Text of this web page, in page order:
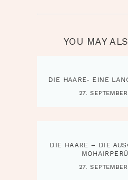
YOU MAY
DIE HAARE- EINE
27.
DIE HAARE – DIE
27.